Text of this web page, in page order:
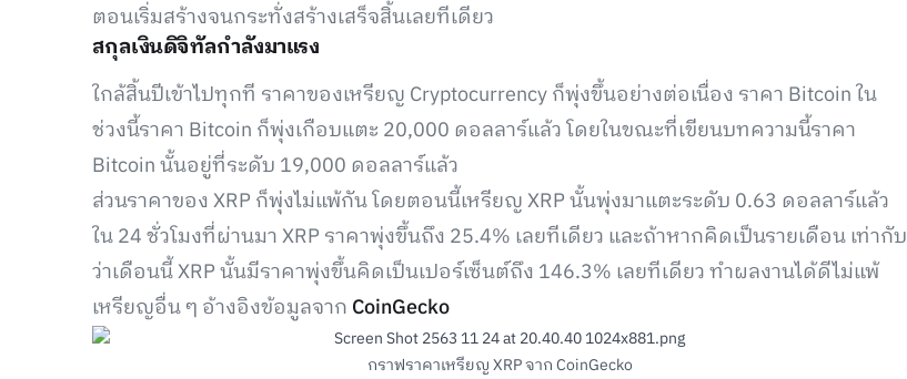
ตอนเริ่มสร้างจนกระทั่งสร้างเสร็จสิ้นเลยทีเดียว
สกุลเงินดิจิทัลกำลังมาแรง
ใกล้สิ้นปีเข้าไปทุกที ราคาของเหรียญ Cryptocurrency ก็พุ่งขึ้นอย่างต่อเนื่อง ราคา Bitcoin ใน
ช่วงนี้ราคา Bitcoin ก็พุ่งเกือบแตะ 20,000 ดอลลาร์แล้ว โดยในขณะที่เขียนบทความนี้ราคา
Bitcoin นั้นอยู่ที่ระดับ 19,000 ดอลลาร์แล้ว
ส่วนราคาของ XRP ก็พุ่งไม่แพ้กัน โดยตอนนี้เหรียญ XRP นั้นพุ่งมาแตะระดับ 0.63 ดอลลาร์แล้ว
ใน 24 ชั่วโมงที่ผ่านมา XRP ราคาพุ่งขึ้นถึง 25.4% เลยทีเดียว และถ้าหากคิดเป็นรายเดือน เท่ากับ
ว่าเดือนนี้ XRP นั้นมีราคาพุ่งขึ้นคิดเป็นเปอร์เซ็นต์ถึง 146.3% เลยทีเดียว ทำผลงานได้ดีไม่แพ้
เหรียญอื่น ๆ อ้างอิงข้อมูลจาก CoinGecko
กราฟราคาเหรียญ XRP จาก CoinGecko